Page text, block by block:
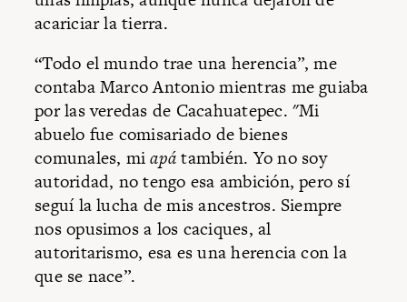
acariciar la tierra.
“Todo el mundo trae una herencia”, me
contaba Marco Antonio mientras me guiaba
por las veredas de Cacahuatepec. "Mi
abuelo fue comisariado de bienes
comunales, miapátambién. Yo no soy
autoridad, no tengo esa ambición, pero sí
seguí la lucha de mis ancestros. Siempre
nos opusimos a los caciques, al
autoritarismo, esa es una herencia con la
que se nace”.